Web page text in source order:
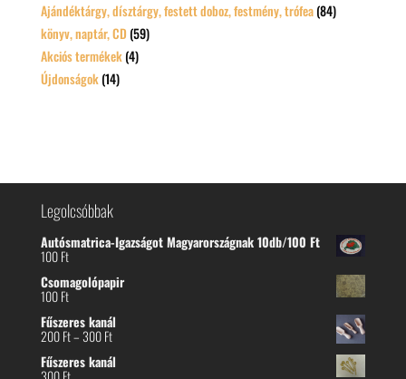
Ajándéktárgy, dísztárgy, festett doboz, festmény, trófea (84)
könyv, naptár, CD (59)
Akciós termékek (4)
Újdonságok (14)
Legolcsóbbak
Autósmatrica-Igazságot Magyarországnak 10db/100 Ft
100Ft
Csomagolópapir
100Ft
Fűszeres kanál
200Ft–300FtÁrtartomány:
-
Fűszeres kanál